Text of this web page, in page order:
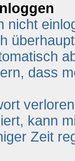
nicht
dass
kann
Zeit